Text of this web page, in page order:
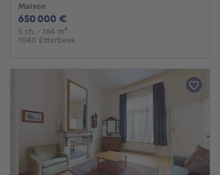
Maison
650 000 €
5 ch. 5 chambres
· 164 m²
1040 Etterbeek